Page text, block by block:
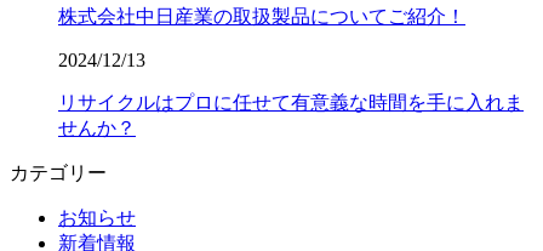
株式会社中日産業の取扱製品についてご紹介！
2024/12/13
リサイクルはプロに任せて有意義な時間を手に入れま
せんか？
カテゴリー
お知らせ
新着情報